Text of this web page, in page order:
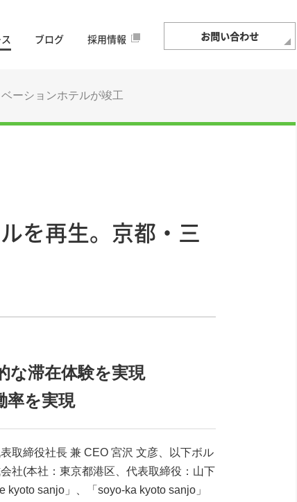
ブログ 採用情報 お問い合わせ
ーションホテルが竣工
を再生。京都・三
な滞在体験を実現
率を実現
取締役社長 兼 CEO 宮沢 文彦、以下ボル
社(本社：東京都港区、代表取締役：山下
sanjo」、「soyo-ka kyoto sanjo」